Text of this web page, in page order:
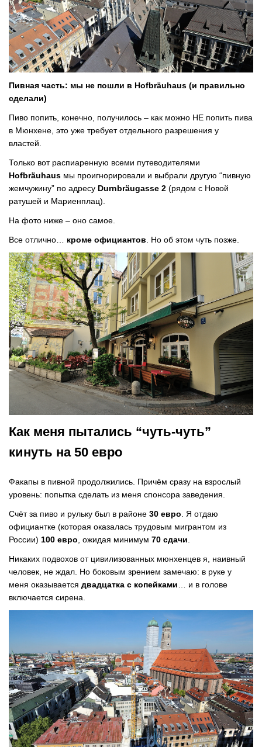
Пивная часть: мы не пошли в Hofbräuhaus (и правильно
сделали)
Пиво попить, конечно, получилось – как можно НЕ попить пива
в Мюнхене, это уже требует отдельного разрешения у
властей.
Только вот распиаренную всеми путеводителями
Hofbräuhaus мы проигнорировали и выбрали другую “пивную
жемчужину” по адресу Durnbräugasse 2 (рядом с Новой
ратушей и Мариенплац).
На фото ниже – оно самое.
Все отлично… кроме официантов. Но об этом чуть позже.
Как меня пытались “чуть-чуть”
кинуть на 50 евро
Факапы в пивной продолжились. Причём сразу на взрослый
уровень: попытка сделать из меня спонсора заведения.
Счёт за пиво и рульку был в районе 30 евро. Я отдаю
официантке (которая оказалась трудовым мигрантом из
России) 100 евро, ожидая минимум 70 сдачи.
Никаких подвохов от цивилизованных мюнхенцев я, наивный
человек, не ждал. Но боковым зрением замечаю: в руке у
меня оказывается двадцатка с копейками… и в голове
включается сирена.